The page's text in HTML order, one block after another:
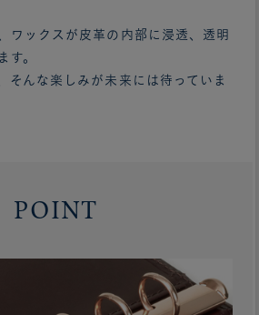
ワックスが皮革の内部に浸透、透明
す。
そんな楽しみが未来には待っていま
POINT